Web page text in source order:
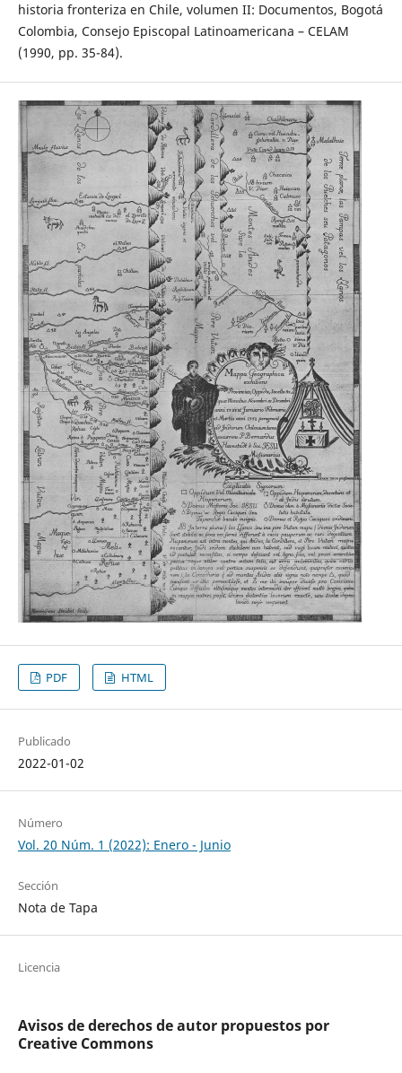
historia fronteriza en Chile, volumen II: Documentos, Bogotá
Colombia, Consejo Episcopal Latinoamericana – CELAM
(1990, pp. 35-84).
PDF HTML
Publicado
2022-01-02
Número
Vol. 20 Núm. 1 (2022): Enero - Junio
Sección
Nota de Tapa
Licencia
Avisos de derechos de autor propuestos por
Creative Commons